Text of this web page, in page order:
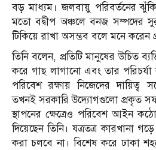
বড় মাধ্যম। জলবায়ু পরিবর্তনের
মতো বদ্বীপ অঞ্চলে বনজ সম্পদের
টিকিয়ে রাখা অসম্ভব বলে মনে করেন
তিনি বলেন, প্রতিটি মানুষের উচিত
করে গাছ লাগানো এবং তার
পরিবেশ রক্ষায় নিজেদের
তখনই সরকারি উদ্যোগগুলো প্রকৃত
স্থাপনের ক্ষেত্রেও পরিবেশ আইন
দিয়েছেন তিনি। যত্রতত্র কারখানা
করা চলবে না। বিশেষ করে ঢাকা